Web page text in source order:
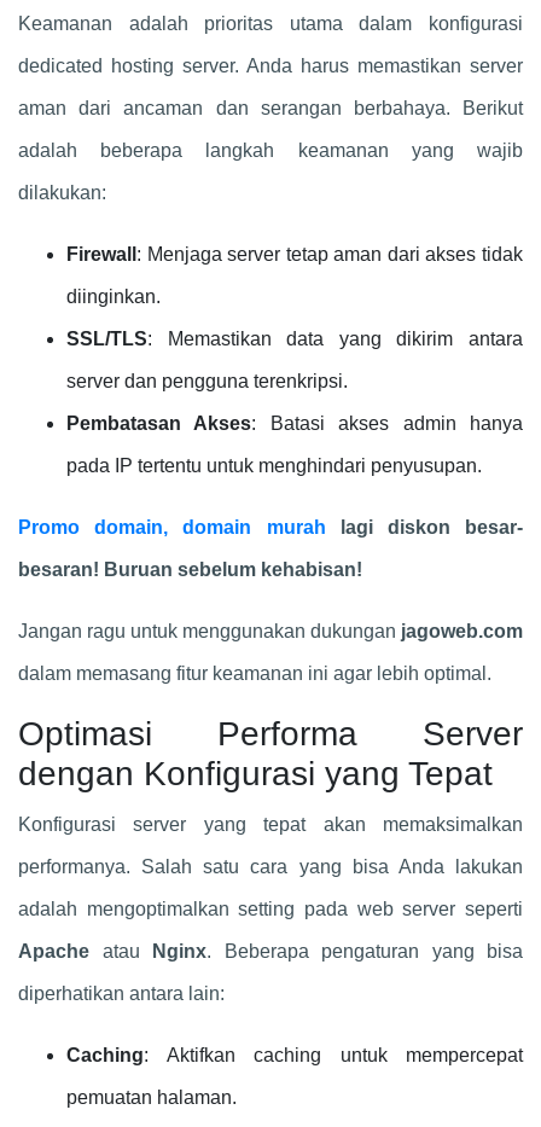
Keamanan adalah prioritas utama dalam konfigurasi
dedicated hosting server. Anda harus memastikan server
aman dari ancaman dan serangan berbahaya. Berikut
adalah beberapa langkah keamanan yang wajib
dilakukan:
Firewall : Menjaga server tetap aman dari akses tidak
diinginkan.
SSL/TLS: Memastikan data yang dikirim antara
server dan pengguna terenkripsi.
Pembatasan Akses: Batasi akses admin hanya
pada IP tertentu untuk menghindari penyusupan.
Promo domain, domain murah lagi diskon besar-
besaran! Buruan sebelum kehabisan!
Jangan ragu untuk menggunakan dukungan jagoweb.com
dalam memasang fitur keamanan ini agar lebih optimal.
Optimasi Performa Server
dengan Konfigurasi yang Tepat
Konfigurasi server yang tepat akan memaksimalkan
performanya. Salah satu cara yang bisa Anda lakukan
adalah mengoptimalkan setting pada web server seperti
Apache atau Nginx. Beberapa pengaturan yang bisa
diperhatikan antara lain:
Caching: Aktifkan caching untuk mempercepat
pemuatan halaman.